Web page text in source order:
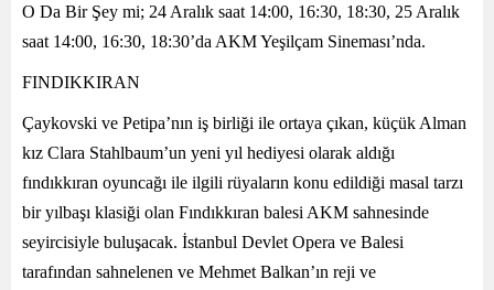
O Da Bir Şey mi; 24 Aralık saat 14:00, 16:30, 18:30, 25 Aralık
saat 14:00, 16:30, 18:30’da AKM Yeşilçam Sineması’nda.
FINDIKKIRAN
Çaykovski ve Petipa’nın iş birliği ile ortaya çıkan, küçük Alman
kız Clara Stahlbaum’un yeni yıl hediyesi olarak aldığı
fındıkkıran oyuncağı ile ilgili rüyaların konu edildiği masal tarzı
bir yılbaşı klasiği olan Fındıkkıran balesi AKM sahnesinde
seyircisiyle buluşacak. İstanbul Devlet Opera ve Balesi
tarafından sahnelenen ve Mehmet Balkan’ın reji ve